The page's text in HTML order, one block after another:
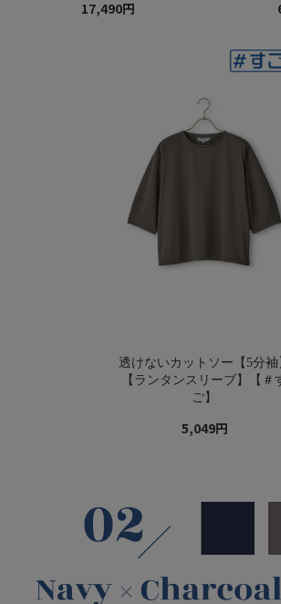
17,490円
透けないカットソー【5分袖
【ランタンスリーブ】【＃
ご】
5,049円